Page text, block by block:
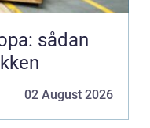
sådan
02 August 2026